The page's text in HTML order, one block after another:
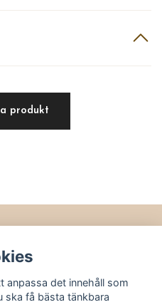
produkt
anpassa det innehåll som
få bästa tänkbara